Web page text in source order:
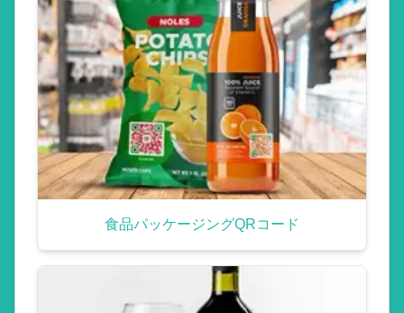
食品パッケージングQRコード